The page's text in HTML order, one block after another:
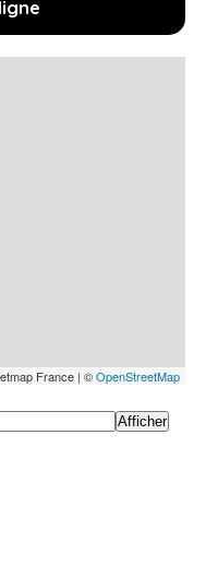
France | ©OpenStreetMap